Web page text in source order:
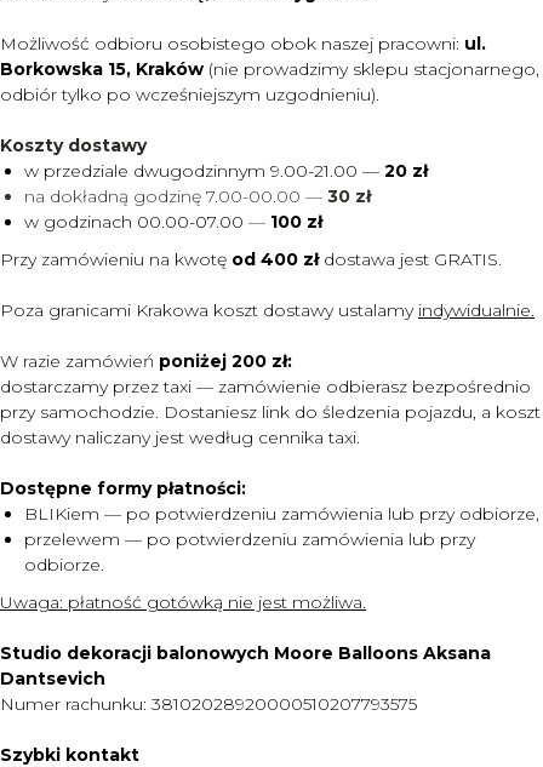
Możliwość odbioru osobistego obok naszej pracowni: ul.
Borkowska 15, Kraków (nie prowadzimy sklepu stacjonarnego,
odbiór tylko po wcześniejszym uzgodnieniu).
Koszty dostawy
w przedziale dwugodzinnym 9.00-21.00 — 20 zł
na dokładną godzinę 7.00-00.00 — 30 zł
w godzinach 00.00-07.00 — 100 zł
Przy zamówieniu na kwotę od 400 zł dostawa jest GRATIS.
Poza granicami Krakowa koszt dostawy ustalamy indywidualnie.
W razie zamówień poniżej 200 zł:
dostarczamy przez taxi — zamówienie odbierasz bezpośrednio
przy samochodzie. Dostaniesz link do śledzenia pojazdu, a koszt
dostawy naliczany jest według cennika taxi.
Dostępne formy płatności:
BLIKiem — po potwierdzeniu zamówienia lub przy odbiorze,
przelewem — po potwierdzeniu zamówienia lub przy
odbiorze.
Uwaga: płatność gotówką nie jest możliwa.
Studio dekoracji balonowych Moore Balloons Aksana
Dantsevich
Numer rachunku: 38102028920000510207793575
Szybki kontakt
KONTAKT
MENU